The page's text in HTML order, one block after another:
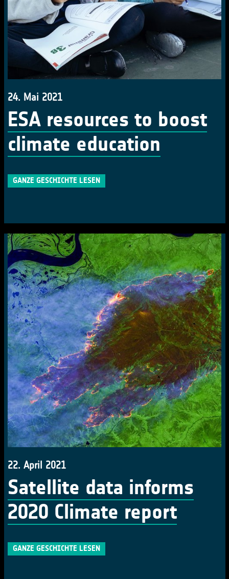
24. Mai 2021
ESA resources to boost
climate education
GANZE GESCHICHTE LESEN
22. April 2021
Satellite data informs
2020 Climate report
GANZE GESCHICHTE LESEN